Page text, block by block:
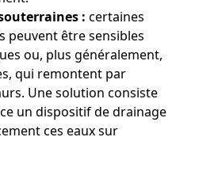
: certaines
peuvent être sensibles
ou, plus généralement,
qui remontent par
Une solution consiste
un dispositif de drainage
ces eaux sur